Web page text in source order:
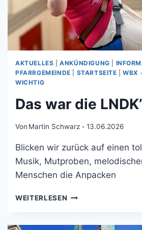
AKTUELLES |ANKÜNDIGUNG
PFARRGEMEINDE
STARTSEITE |WBX
WICHTIG
Das war die
Von Martin Schwarz 13.06.2026
Blicken wir zurück auf einen
Musik, Mutproben,
Menschen die Anpacken
WEITERLESEN